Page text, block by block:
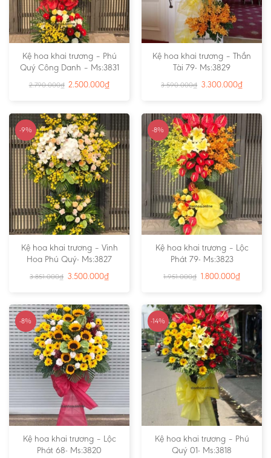
Kệ hoa khai trương – Phú
Quý Công Danh – Ms:3831
2.790.000₫ 2.500.000₫
Kệ hoa khai trương – Thần
Tài 79- Ms:3829
3.590.000₫ 3.300.000₫
-9%
Kệ hoa khai trương – Vinh
Hoa Phú Quý- Ms:3827
3.851.000₫ 3.500.000₫
-8%
Kệ hoa khai trương – Lộc
Phát 79- Ms:3823
1.951.000₫ 1.800.000₫
-8%
Kệ hoa khai trương – Lộc
Phát 68- Ms:3820
-14%
Kệ hoa khai trương – Phú
Quý 01- Ms:3818